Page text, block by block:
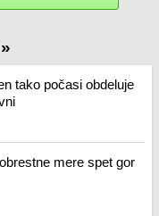
»
tako počasi obdeluje
mere spet gor